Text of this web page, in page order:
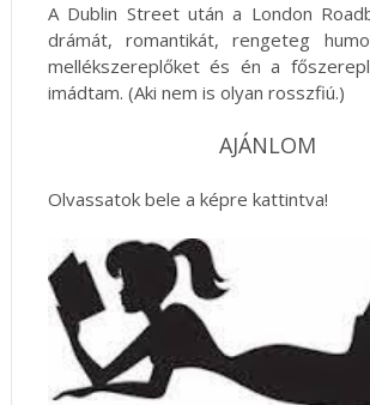
A Dublin Street után a London
drámát, romantikát, rengeteg
mellékszereplőket és én a
imádtam. (Aki nem is olyan rosszfiú.)
AJÁNLOM
Olvassatok bele a képre kattintva!